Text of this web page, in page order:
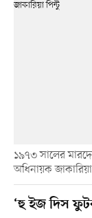
১৯৭৩ সালের
অধিনায়ক
‘হু ইজ দিস